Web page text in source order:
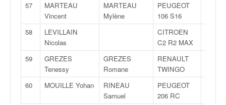
57
MARTEAU
Vincent
MARTEAU
Mylène
PEUGEOT
106 S16
58
LEVILLAIN
Nicolas
CITROEN
C2 R2 MAX
59
GREZES
Tenessy
GREZES
Romane
RENAULT
TWINGO
60 MOUILLE Yohan
RINEAU
Samuel
PEUGEOT
206 RC